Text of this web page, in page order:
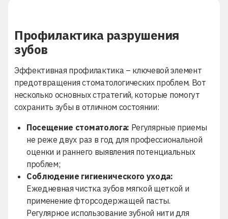
Профилактика разрушения
зубов
Эффективная профилактика – ключевой элемент
предотвращения стоматологических проблем. Вот
несколько основных стратегий, которые помогут
сохранить зубы в отличном состоянии:
Посещение стоматолога: Регулярные приемы
не реже двух раз в год для профессиональной
оценки и раннего выявления потенциальных
проблем;
Соблюдение гигиенического ухода:
Ежедневная чистка зубов мягкой щеткой и
применение фторсодержащей пасты.
Регулярное использование зубной нити для